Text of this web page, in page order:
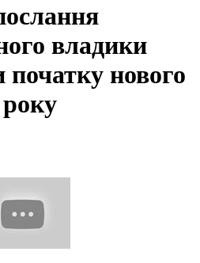
владики
початку нового
року